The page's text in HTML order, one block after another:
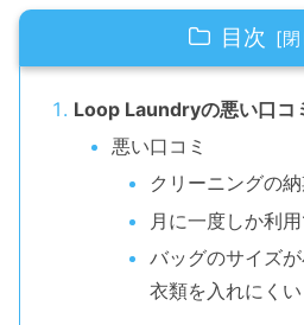
目次
Loop Laundryの悪い口コ
悪い口コミ
クリーニングの
月に一度しか利
バッグのサイズ
衣類を入れにくい